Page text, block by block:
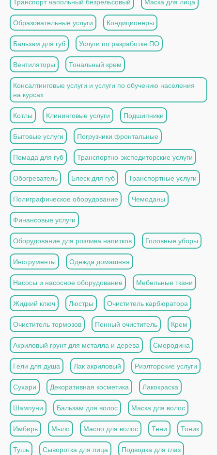
Образовательные услуги Кондиционеры
Бальзам для губ Услуги по разработке ПО
Вентиляторы Тональный крем
Консалтинговые услуги и услуги по обучению населения
на курсах
Котлы Клининговые услуги Подшипники
Бытовые услуги Погрузчики фронтальные
Помада для губ Транспортно-экспедиторские услуги
Обогреватель Блеск для губ Транспортные услуги
Полиграфическое оборудование Чемоданы
Финансовые услуги
Оборудование для розлива напитков Головные уборы
Инструменты Одежда домашняя
Насосы и насосное оборудование Мебельные ткани
Жидкий ключ Люстры Очиститель карбюратора
Очиститель тормозов Пенный очиститель Крем
Акриловый грунт для металла и дерева Смородина
Гели для душа Лак акриловый Риэлторские услуги
Сухари Декоративная косметика Лакокраска
Шампуни Бальзам для волос Маска для волос
Имбирь Мыло Масло для волос Тени Тоник
Тушь Сыворотка для лица Подводка для глаз